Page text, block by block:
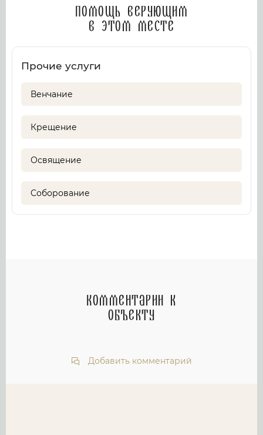
Помощь верующим
в этом месте
Прочие услуги
Венчание
Крещение
Освящение
Соборование
Комментарии к
объекту
Добавить комментарий